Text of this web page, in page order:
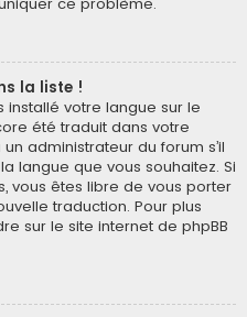
la liste !
installé votre langue sur le
été traduit dans votre
administrateur du forum s’il
langue que vous souhaitez. Si
vous êtes libre de vous porter
traduction. Pour plus
sur le site internet de phpBB